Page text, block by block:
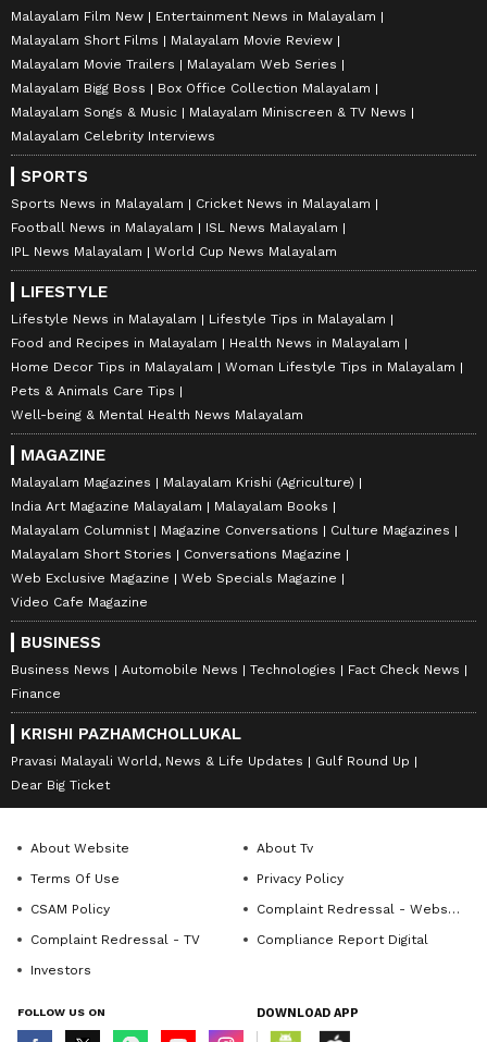
Malayalam Film New
Entertainment News in Malayalam
Malayalam Short Films
Malayalam Movie Review
Malayalam Movie Trailers
Malayalam Web Series
Malayalam Bigg Boss
Box Office Collection Malayalam
Malayalam Songs & Music
Malayalam Miniscreen & TV News
Malayalam Celebrity Interviews
SPORTS
Sports News in Malayalam
Cricket News in Malayalam
Football News in Malayalam
ISL News Malayalam
IPL News Malayalam
World Cup News Malayalam
LIFESTYLE
Lifestyle News in Malayalam
Lifestyle Tips in Malayalam
Food and Recipes in Malayalam
Health News in Malayalam
Home Decor Tips in Malayalam
Woman Lifestyle Tips in Malayalam
Pets & Animals Care Tips
Well-being & Mental Health News Malayalam
MAGAZINE
Malayalam Magazines
Malayalam Krishi (Agriculture)
India Art Magazine Malayalam
Malayalam Books
Malayalam Columnist
Magazine Conversations
Culture Magazines
Malayalam Short Stories
Conversations Magazine
Web Exclusive Magazine
Web Specials Magazine
Video Cafe Magazine
BUSINESS
Business News Automobile News Technologies
Fact Check News
Finance
KRISHI PAZHAMCHOLLUKAL
Pravasi Malayali World, News & Life Updates
Gulf Round Up
Dear Big Ticket
About Website
About Tv
Terms Of Use
Privacy Policy
CSAM Policy
Complaint Redressal - Website
Complaint Redressal - TV
Compliance Report Digital
Investors
FOLLOW US ON DOWNLOAD APP